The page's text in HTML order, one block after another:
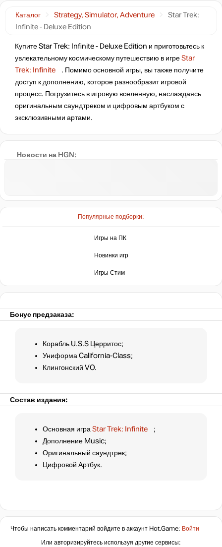
Новости на HGN:
Популярные подборки:
Игры на ПК
Новинки игр
Игры Стим
Каталог Strategy, Simulator, Adventure
Star Trek:
Infinite - Deluxe Edition
Купите Star Trek: Infinite - Deluxe Edition и приготовьтесь к
увлекательному космическому путешествию в игреStar
Trek: Infinite
. Помимо основной игры, вы также получите
доступ к дополнению, которое разнообразит игровой
процесс. Погрузитесь в игровую вселенную, наслаждаясь
оригинальным саундтреком и цифровым артбуком с
эксклюзивными артами.
Бонус предзаказа:
Корабль U.S.S Церритос;
Униформа California-Class;
Клингонский VO.
Состав издания:
Основная игра Star Trek: Infinite
;
Дополнение Music;
Оригинальный саундтрек;
Цифровой Артбук.
Чтобы написать комментарий войдите в аккаунт Hot.Game: Войти
Или авторизируйтесь используя другие сервисы: